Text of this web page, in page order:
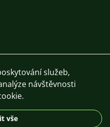
služeb,
návštěvnosti
vše